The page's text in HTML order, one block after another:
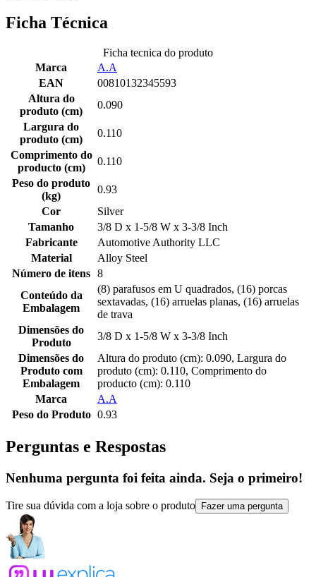
Ficha Técnica
Ficha tecnica do produto
Marca
A.A
EAN
00810132345593
Altura do
produto (cm)
0.090
Largura do
produto (cm)
0.110
Comprimento do
producto (cm)
0.110
Peso do produto
(kg)
0.93
Cor
Silver
Tamanho
3/8 D x 1-5/8 W x 3-3/8 Inch
Fabricante
Automotive Authority LLC
Material
Alloy Steel
Número de itens 8
Conteúdo da
Embalagem
(8) parafusos em U quadrados, (16) porcas
sextavadas, (16) arruelas planas, (16) arruelas
de trava
Dimensões do
Produto
3/8 D x 1-5/8 W x 3-3/8 Inch
Dimensões do
Produto com
Embalagem
Altura do produto (cm): 0.090, Largura do
produto (cm): 0.110, Comprimento do
producto (cm): 0.110
Marca
A.A
Peso do Produto 0.93
Perguntas e Respostas
Nenhuma pergunta foi feita ainda. Seja o primeiro!
Tire sua dúvida com a loja sobre o produto Fazer uma pergunta